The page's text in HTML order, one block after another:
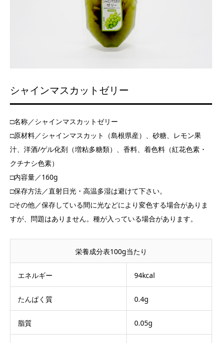
シャインマスカットゼリー
□名称／シャインマスカットゼリー
□原材料／シャインマスカット（島根県産）、砂糖、レモン果
汁、洋酒/ゲル化剤（増粘多糖類）、香料、着色料（紅花色素・
クチナシ色素）
□内容量／160g
□保存方法／直射日光・高温多湿は避けて下さい。
□その他／保存している間に光などにより変色する場合がありま
すが、問題はありません。種が入っている場合があります。
栄養成分表100g当たり
エネルギー 94kcal
たんぱく質 0.4g
脂質 0.05g